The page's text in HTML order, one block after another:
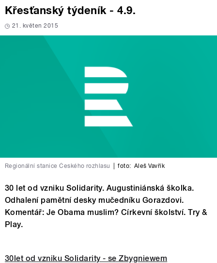
Křesťanský týdeník - 4.9.
21. květen 2015
Regionální stanice Českého rozhlasu foto: Aleš Vavřík
30 let od vzniku Solidarity. Augustiniánská školka.
Odhalení pamětní desky mučedníku Gorazdovi.
Komentář: Je Obama muslim? Církevní školství. Try &
Play.
30let od vzniku Solidarity - se Zbygniewem